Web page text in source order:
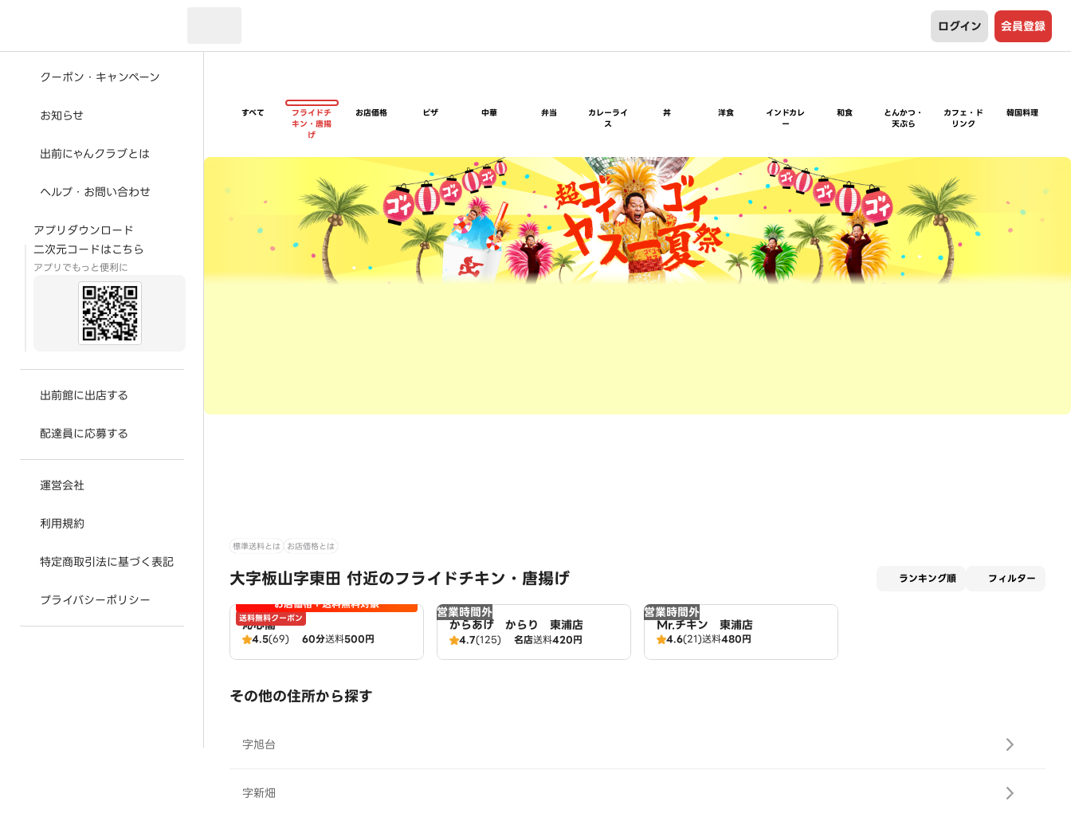
ログイン 会員登録
クーポン・キャンペーン
お知らせ
出前にゃんクラブとは
ヘルプ・お問い合わせ
アプリダウンロード
二次元コードはこちら
アプリでもっと便利に
出前館に出店する
配達員に応募する
運営会社
利用規約
特定商取引法に基づく表記
プライバシーポリシー
すべて
フライドチ
キン・唐揚
げ
お店価格 ピザ 中華 弁当
カレーライ
ス
丼 洋食
インドカレ
ー
和食
とんかつ・
天ぷら
カフェ・ド
リンク
韓国料理
超ゴイゴイヤスー夏祭
標準送料とは お店価格とは
大字板山字東田 付近のフライドチキン・唐揚げ ランキング順 フィルター
送料無料クーポン
お店価格＋送料無料対象
沁心閣
4.5(69) 60分送料500円
営業時間外
からあげ からり 東浦店
4.7(125) 名店送料420円
営業時間外
Mr.チキン 東浦店
4.6(21)送料480円
その他の住所から探す
字旭台
字新畑